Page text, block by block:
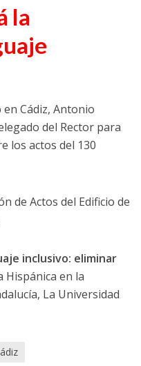
que UGT comenzó su recorrido
la
Cádiz, Antonio
del Rector para
los actos del 130
de Actos del Edificio de
inclusivo: eliminar
Hispánica en la
La Universidad